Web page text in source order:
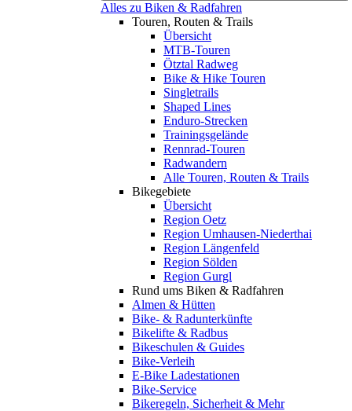
Alles zu Biken & Radfahren
Touren, Routen & Trails
Übersicht
MTB-Touren
Ötztal Radweg
Bike & Hike Touren
Singletrails
Shaped Lines
Enduro-Strecken
Trainingsgelände
Rennrad-Touren
Radwandern
Alle Touren, Routen & Trails
Bikegebiete
Übersicht
Region Oetz
Region Umhausen-Niederthai
Region Längenfeld
Region Sölden
Region Gurgl
Rund ums Biken & Radfahren
Almen & Hütten
Bike- & Radunterkünfte
Bikelifte & Radbus
Bikeschulen & Guides
Bike-Verleih
E-Bike Ladestationen
Bike-Service
Bikeregeln, Sicherheit & Mehr